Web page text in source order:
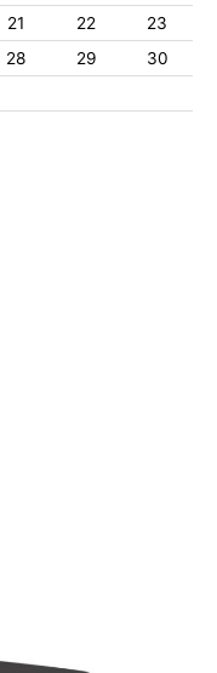
21 22
23
28 29
30